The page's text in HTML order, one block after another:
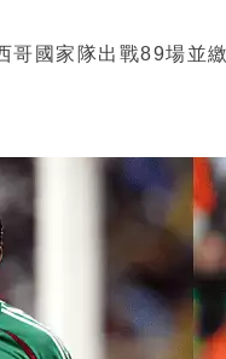
國家隊出戰89場並